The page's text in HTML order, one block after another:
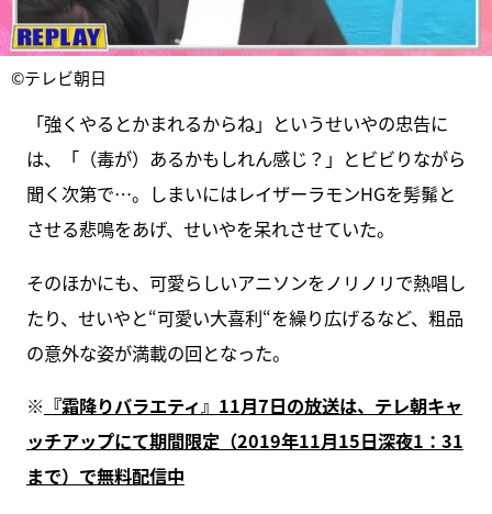
©テレビ朝日
「強くやるとかまれるからね」というせいやの忠告に
は、「（毒が）あるかもしれん感じ？」とビビりながら
聞く次第で…。しまいにはレイザーラモンHGを髣髴と
させる悲鳴をあげ、せいやを呆れさせていた。
そのほかにも、可愛らしいアニソンをノリノリで熱唱し
たり、せいやと“可愛い大喜利“を繰り広げるなど、粗品
の意外な姿が満載の回となった。
※ 『霜降りバラエティ』11月7日の放送は、テレ朝キャ
ッチアップにて期間限定（2019年11月15日深夜1：31
まで）で無料配信中